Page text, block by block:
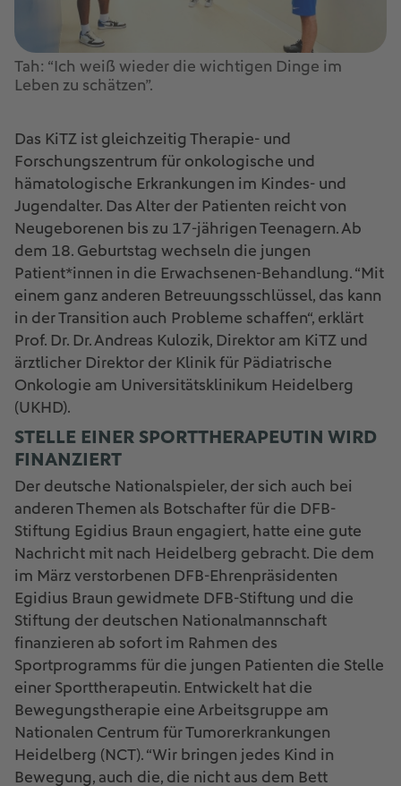
Tah: “Ich weiß wieder die wichtigen Dinge im
Leben zu schätzen”.
Das KiTZ ist gleichzeitig Therapie- und
Forschungszentrum für onkologische und
hämatologische Erkrankungen im Kindes- und
Jugendalter. Das Alter der Patienten reicht von
Neugeborenen bis zu 17-jährigen Teenagern. Ab
dem 18. Geburtstag wechseln die jungen
Patient*innen in die Erwachsenen-Behandlung. “Mit
einem ganz anderen Betreuungsschlüssel, das kann
in der Transition auch Probleme schaffen“, erklärt
Prof. Dr. Dr. Andreas Kulozik, Direktor am KiTZ und
ärztlicher Direktor der Klinik für Pädiatrische
Onkologie am Universitätsklinikum Heidelberg
(UKHD).
STELLE EINER SPORTTHERAPEUTIN WIRD
FINANZIERT
Der deutsche Nationalspieler, der sich auch bei
anderen Themen als Botschafter für die DFB-
Stiftung Egidius Braun engagiert, hatte eine gute
Nachricht mit nach Heidelberg gebracht. Die dem
im März verstorbenen DFB-Ehrenpräsidenten
Egidius Braun gewidmete DFB-Stiftung und die
Stiftung der deutschen Nationalmannschaft
finanzieren ab sofort im Rahmen des
Sportprogramms für die jungen Patienten die Stelle
einer Sporttherapeutin. Entwickelt hat die
Bewegungstherapie eine Arbeitsgruppe am
Nationalen Centrum für Tumorerkrankungen
Heidelberg (NCT). “Wir bringen jedes Kind in
Bewegung, auch die, die nicht aus dem Bett